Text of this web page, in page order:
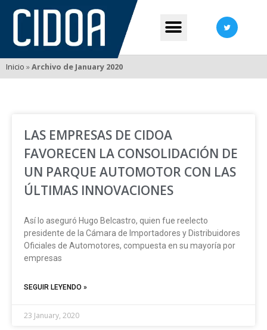
LAS EMPRESAS DE CIDOA
FAVORECEN LA
LAS ÚLTIMAS INNOVACIONES
EL SECRETARIO DE
INDUSTRIA ASEGURÓ QUE
Inicio »Archivo de January 2020
LAS EMPRESAS DE CIDOA
FAVORECEN LA CONSOLIDACIÓN DE
UN PARQUE AUTOMOTOR CON LAS
ÚLTIMAS INNOVACIONES
Así lo aseguró Hugo Belcastro, quien fue reelecto
presidente de la Cámara de Importadores y Distribuidores
Oficiales de Automotores, compuesta en su mayoría por
empresas
SEGUIR LEYENDO »
23 January, 2020